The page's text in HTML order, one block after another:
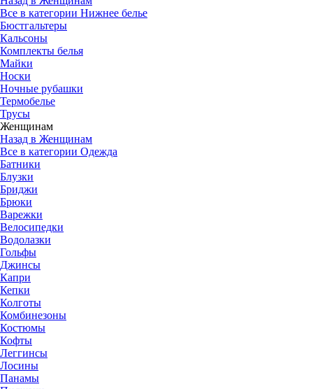
Все в категории Нижнее белье
Бюстгальтеры
Кальсоны
Комплекты белья
Майки
Носки
Ночные рубашки
Термобелье
Трусы
Женщинам
Назад в Женщинам
Все в категории Одежда
Батники
Блузки
Бриджи
Брюки
Варежки
Велосипедки
Водолазки
Гольфы
Джинсы
Капри
Кепки
Колготы
Комбинезоны
Костюмы
Кофты
Леггинсы
Лосины
Панамы